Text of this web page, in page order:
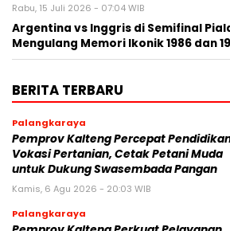
Rabu, 15 Juli 2026 - 07:04 WIB
Argentina vs Inggris di Semifinal
Mengulang Memori Ikonik 1986 dan
BERITA TERBARU
Palangkaraya
Pemprov Kalteng Percepat
Vokasi Pertanian, Cetak Petani Muda
untuk Dukung Swasembada Pangan
Kamis, 6 Agu 2026 - 20:03 WIB
Palangkaraya